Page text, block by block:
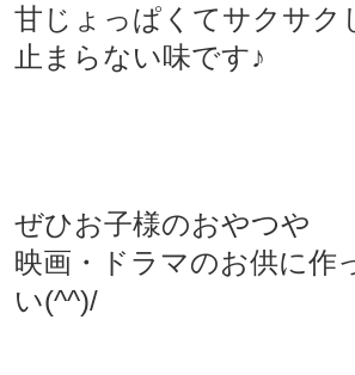
甘じょっぱくてサクサク
止まらない味です♪
ぜひお子様のおやつや
映画・ドラマのお供に作
い(^^)/